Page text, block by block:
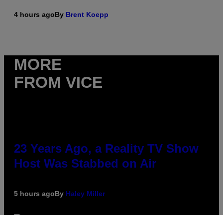
4 hours agoBy Brent Koepp
MORE
FROM VICE
23 Years Ago, a Reality TV Show
Host Was Stabbed on Air
5 hours agoBy Haley Miller